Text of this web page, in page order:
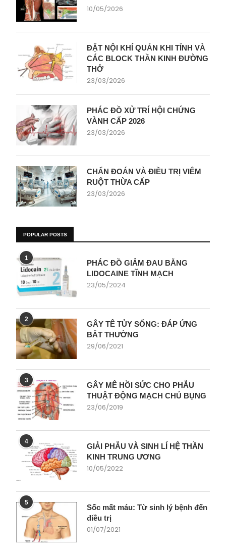
10/05/2026
ĐẶT NỘI KHÍ QUẢN KHI TỈNH VÀ
CÁC BLOCK THẦN KINH ĐƯỜNG
THỞ
23/03/2026
PHÁC ĐỒ XỬ TRÍ HỘI CHỨNG
VÀNH CẤP 2026
23/03/2026
CHẨN ĐOÁN VÀ ĐIỀU TRỊ VIÊM
RUỘT THỪA CẤP
23/03/2026
POPULAR POSTS
1
PHÁC ĐỒ GIẢM ĐAU BẰNG
LIDOCAINE TĨNH MẠCH
23/05/2024
2
GÂY TÊ TỦY SỐNG: ĐÁP ỨNG
BẤT THƯỜNG
29/06/2021
3
GÂY MÊ HỒI SỨC CHO PHẪU
THUẬT ĐỘNG MẠCH CHỦ BỤNG
23/06/2019
4
GIẢI PHẪU VÀ SINH LÍ HỆ THẦN
KINH TRUNG ƯƠNG
10/05/2022
5
Sốc mất máu: Từ sinh lý bệnh đến
điều trị
01/07/2021